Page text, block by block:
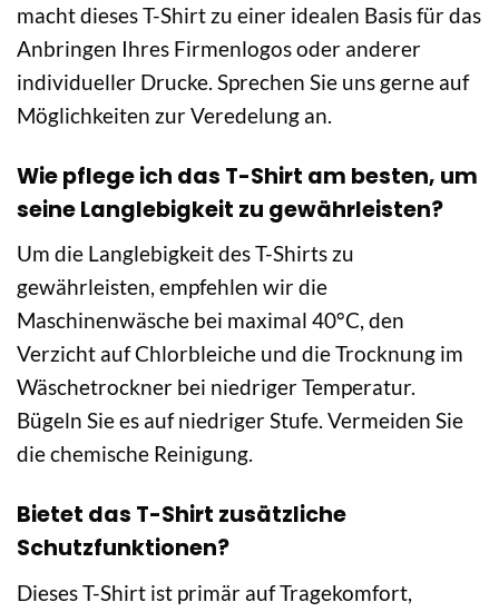
macht dieses T-Shirt zu einer idealen Basis für das
Anbringen Ihres Firmenlogos oder anderer
individueller Drucke. Sprechen Sie uns gerne auf
Möglichkeiten zur Veredelung an.
Wie pflege ich das T-Shirt am besten, um
seine Langlebigkeit zu gewährleisten?
Um die Langlebigkeit des T-Shirts zu
gewährleisten, empfehlen wir die
Maschinenwäsche bei maximal 40°C, den
Verzicht auf Chlorbleiche und die Trocknung im
Wäschetrockner bei niedriger Temperatur.
Bügeln Sie es auf niedriger Stufe. Vermeiden Sie
die chemische Reinigung.
Bietet das T-Shirt zusätzliche
Schutzfunktionen?
Dieses T-Shirt ist primär auf Tragekomfort,